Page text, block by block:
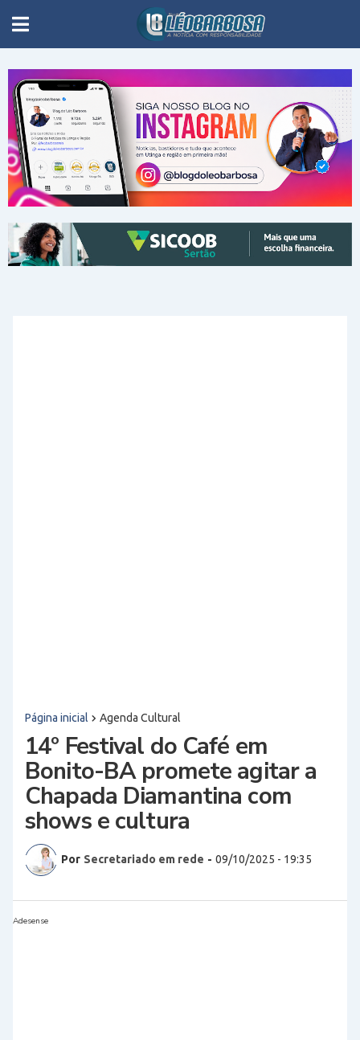
Página inicial Agenda Cultural
14º Festival do Café em
Bonito-BA promete agitar a
Chapada Diamantina com
shows e cultura
Por Secretariado em rede - 09/10/2025 - 19:35
Adesense